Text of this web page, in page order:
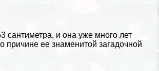
сантиметра, и она уже много лет
причине ее знаменитой загадочной